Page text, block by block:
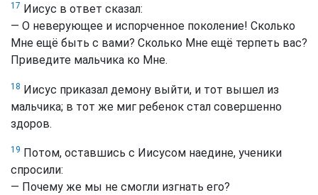
17 Иисус в ответ сказал:
— О неверующее и испорченное поколение! Сколько
Мне ещё быть с вами? Сколько Мне ещё терпеть вас?
Приведите мальчика ко Мне.
18 Иисус приказал демону выйти, и тот вышел из
мальчика; в тот же миг ребенок стал совершенно
здоров.
19 Потом, оставшись с Иисусом наедине, ученики
спросили:
— Почему же мы не смогли изгнать его?